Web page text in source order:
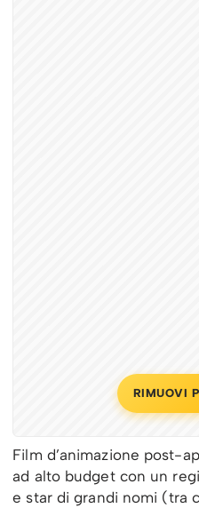
RIMUOVI
Film d’animazione post-
ad alto budget con un
e star di grandi nomi (tra